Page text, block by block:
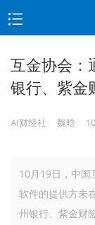
互金协会：
银行、紫金
AI财经社 魏晗
10月19日，中国
软件的提供方未
州银行、紫金财